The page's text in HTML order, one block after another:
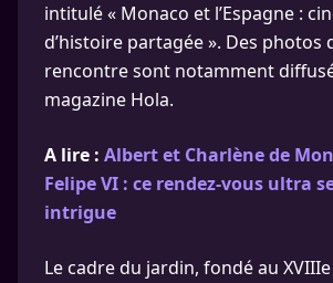
intitulé « Monaco et l’Espagne :
d’histoire partagée ». Des photos
rencontre sont notamment
magazine Hola.
A lire : Albert et Charlène de
Felipe VI : ce rendez-vous ultra
intrigue
Le cadre du jardin, fondé au XVIIIe